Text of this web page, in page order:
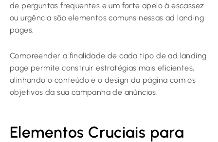
de perguntas frequentes e um forte apelo à escassez
ou urgência são elementos comuns nessas ad landing
pages.
Compreender a finalidade de cada tipo de ad landing
page permite construir estratégias mais eficientes,
alinhando o conteúdo e o design da página com os
objetivos da sua campanha de anúncios.
Elementos Cruciais para